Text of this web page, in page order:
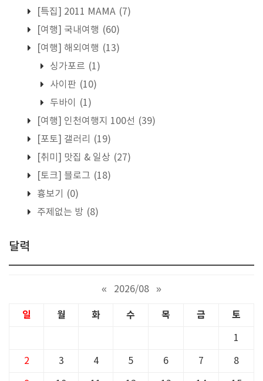
[특집] 2011 MAMA (7)
[여행] 국내여행 (60)
[여행] 해외여행 (13)
싱가포르 (1)
사이판 (10)
두바이
(1)
[여행] 인천여행지 100선 (39)
[포토] 갤러리
(19)
[취미] 맛집 & 일상 (27)
[토크] 블로그 (18)
흉보기
(0)
주제없는 방 (8)
달력
« 2026/08 »
일 월 화 수 목 금 토
1
2 3 4 5 6 7 8